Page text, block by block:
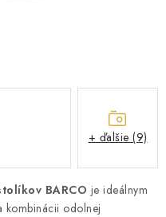
BARCO je ideálnym
kombinácii odolnej
+ ďalšie (9)